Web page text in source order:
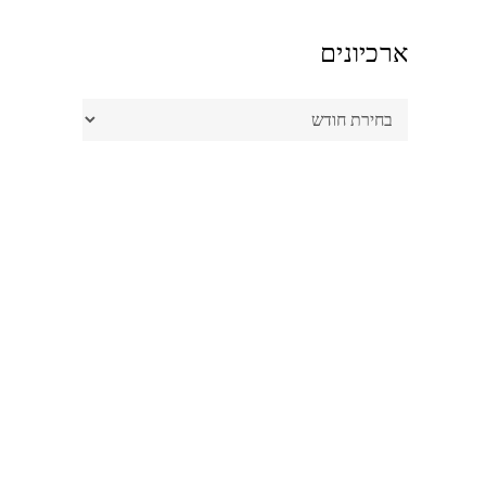
ארכיונים
ארכיונים